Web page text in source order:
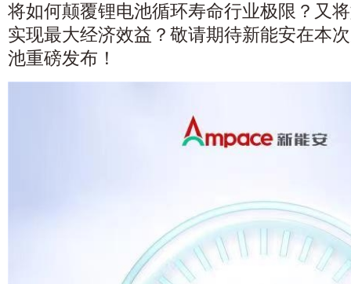
将如何颠覆锂电池循环寿命行业极限？又
实现最大经济效益？敬请期待新能安在本
池重磅发布！